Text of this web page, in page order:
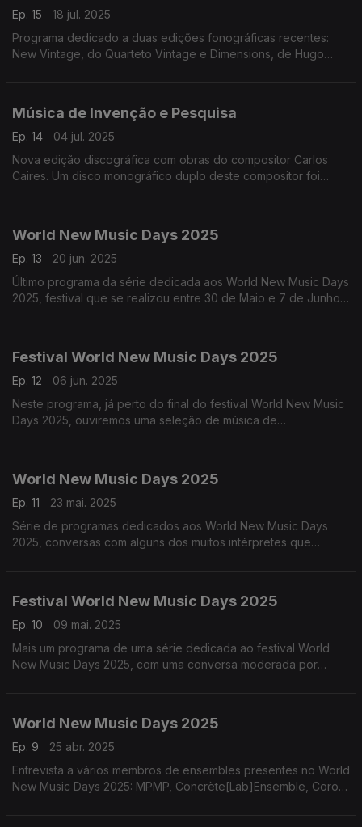
Ep. 15
18 jul. 2025
Programa dedicado a duas edições fonográficas recentes:
New Vintage, do Quarteto Vintage e Dimensions, de Hugo
Música de Invenção e Pesquisa
Ep. 14
04 jul. 2025
Nova edição discográfica com obras do compositor Carlos
Caires. Um disco monográfico duplo deste compositor foi
World New Music Days 2025
Ep. 13
20 jun. 2025
Último programa da série dedicada aos World New Music Days
2025, festival que se realizou entre 30 de Maio e 7 de Junho
Festival World New Music Days 2025
Ep. 12
06 jun. 2025
Neste programa, já perto do final do festival World New Music
Days 2025, ouviremos uma seleção de música de
World New Music Days 2025
Ep. 11
23 mai. 2025
Série de programas dedicados aos World New Music Days
2025, conversas com alguns dos muitos intérpretes que
Festival World New Music Days 2025
Ep. 10
09 mai. 2025
Mais um programa de uma série dedicada ao festival World
New Music Days 2025, com uma conversa moderada por
World New Music Days 2025
Ep. 9
25 abr. 2025
Entrevista a vários membros de ensembles presentes no World
New Music Days 2025: MPMP, Concrète[Lab]Ensemble, Coro